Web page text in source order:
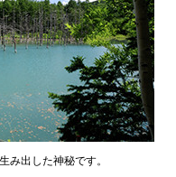
み出した神秘です。